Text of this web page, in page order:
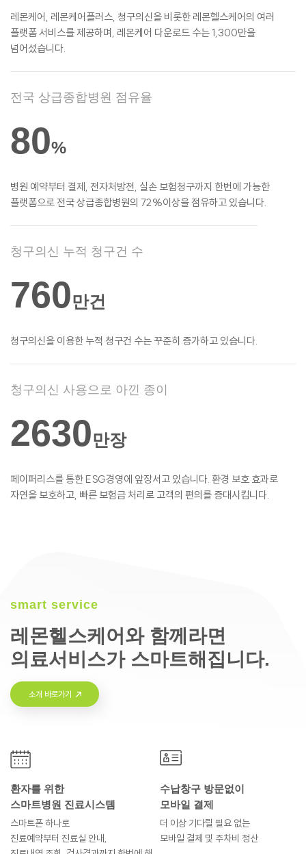
레몬케어, 레몬케어플러스, 청구의신을 비롯한 레몬헬스케어의 여러
플랫폼 서비스를 제공하며, 레몬케어 다운로드 수는 1,300만을
넘어섰습니다.
전국 상급종합병원 점유율
80%
병원 예약부터 결제, 전자처방전, 실손 보험청구까지 한번에 가능한
플랫폼으로 전국 상급종합병원의 72%이상을 점유하고 있습니다.
청구의신 누적 청구건 수
760만건
청구의신을 이용한 누적 청구건 수는 꾸준히 증가하고 있습니다.
청구의신 사용으로 아낀 종이
2630만장
페이퍼리스를 통한 ESG경영에 앞장서고 있습니다. 환경 보호 효과로
자연을 보호하고, 빠른 보험금 처리로 고객의 편의를 증대시킵니다.
smart service
레몬헬스케어와 함께라면
의료서비스가 스마트해집니다.
소개 바로가기
환자를 위한
스마트병원 진료시스템
스마트폰 하나로
진료예약부터 진료실 안내,
수납창구 방문없이
모바일 결제
더 이상 기다릴 필요 없는
모바일 결제 및 주차비 정산